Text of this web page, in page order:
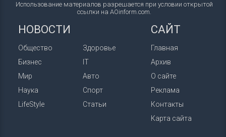
Использование материалов разрешается при условии открытой
ссылки на AOinform.com.
НОВОСТИ
Общество
Бизнес
Мир
Наука
LifeStyle
Здоровье
IT
Авто
Спорт
Статьи
САЙТ
Главная
Архив
О сайте
Реклама
Контакты
Карта сайта